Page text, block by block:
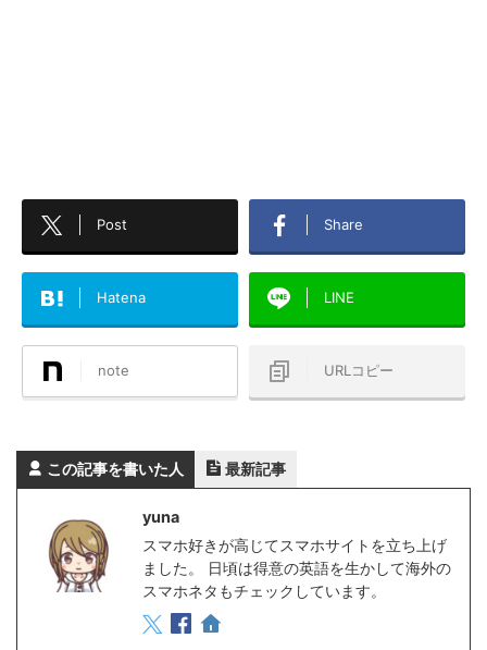
Post Share
Hatena LINE
note URLコピー
この記事を書いた人 最新記事
yuna
スマホ好きが高じてスマホサイトを立ち上げ
ました。 日頃は得意の英語を生かして海外の
スマホネタもチェックしています。